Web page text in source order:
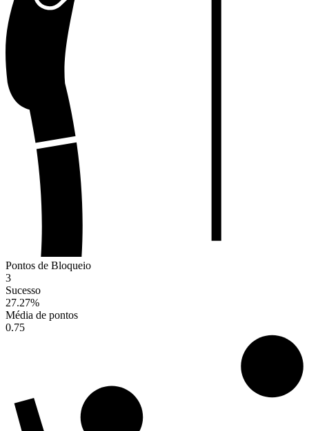
Pontos de Bloqueio
3
Sucesso
27.27%
Média de pontos
0.75